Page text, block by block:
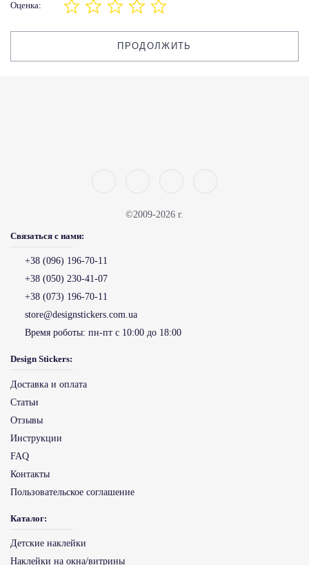
Оценка:
ПРОДОЛЖИТЬ
©2009-2026 г.
Связаться с нами:
+38 (096) 196-70-11
+38 (050) 230-41-07
+38 (073) 196-70-11
store@designstickers.com.ua
Время роботы: пн-пт с 10:00 до 18:00
Design Stickers:
Доставка и оплата
Статьи
Отзывы
Инструкции
FAQ
Контакты
Пользовательское соглашение
Каталог:
Детские наклейки
Наклейки на окна/витрины